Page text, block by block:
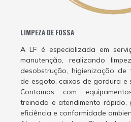
LIMPEZA DE FOSSA
A LF é especializada em
manutenção, realizando
desobstrução, higienização de
de esgoto, caixas de gordura e
Contamos com
treinada e atendimento rápido,
eficiência e conformidade